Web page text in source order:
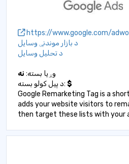
https://www.google.com/
د بازار موندنې وسایل
د تحلیل وسایل
وړیا بسته: نه
د پیل کولو بسته: $
Google Remarketing Tag is a
adds your website visitors to
then target these lists with your